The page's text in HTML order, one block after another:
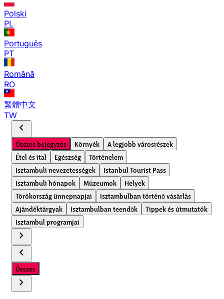
Polski
PL
Português
PT
Română
RO
繁體中文
TW
chevron_left
Összes bejegyzés Környék
A legjobb városrészek
Étel és ital
Egészség
Történelem
Isztambuli nevezetességek
Istanbul Tourist Pass
Isztambuli hónapok
Múzeumok
Helyek
Törökország ünnepnapjai
Isztambulban történő vásárlás
Ajándéktárgyak
Isztambulban teendők
Tippek és útmutatók
Isztambul programjai
chevron_right
chevron_left
Összes
chevron_right